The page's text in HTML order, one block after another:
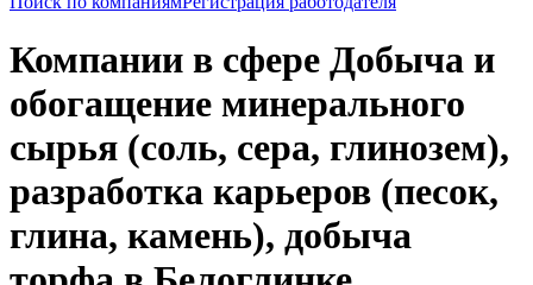
Компании в сфере Добыча и
обогащение минерального
сырья (соль, сера, глинозем),
разработка карьеров (песок,
глина, камень), добыча